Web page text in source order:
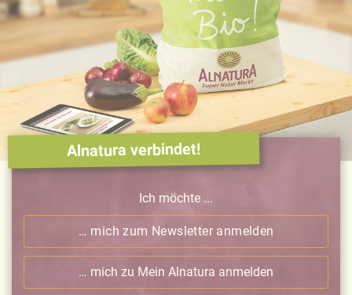
Alnatura verbindet!
Ich möchte ...
… mich zum Newsletter anmelden
… mich zu Mein Alnatura anmelden